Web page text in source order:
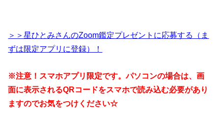
＞＞星ひとみさんのZoom鑑定プレゼントに応募する（ま
ずは限定アプリに登録）！
※注意！スマホアプリ限定です。パソコンの場合は、画
面に表示されるQRコードをスマホで読み込む必要があり
ますのでお気をつけください☆